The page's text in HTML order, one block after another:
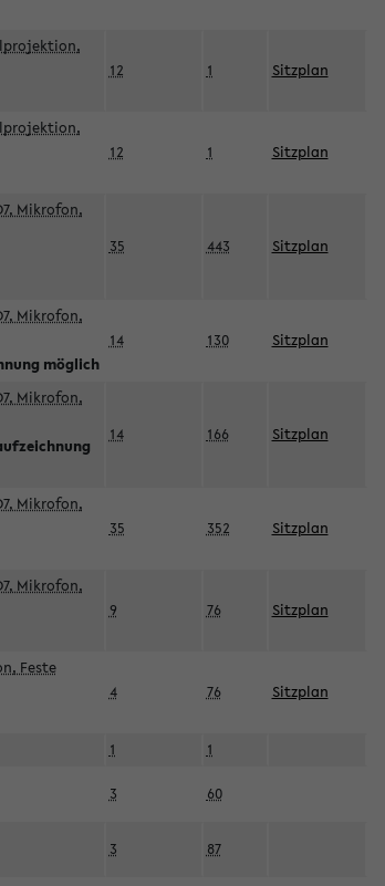
12 1 Sitzplan
12 1 Sitzplan
Mikrofon,
35 443 Sitzplan
Mikrofon,
möglich
14 130 Sitzplan
Mikrofon,
14 166 Sitzplan
Mikrofon,
35 352 Sitzplan
Mikrofon,
9 76 Sitzplan
Feste
4 76 Sitzplan
1 1
3 60
3 87